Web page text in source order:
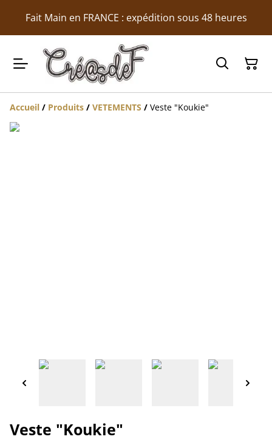
Fait Main en FRANCE : expédition sous 48 heures
Accueil / Produits / VETEMENTS / Veste "Koukie"
Veste "Koukie"